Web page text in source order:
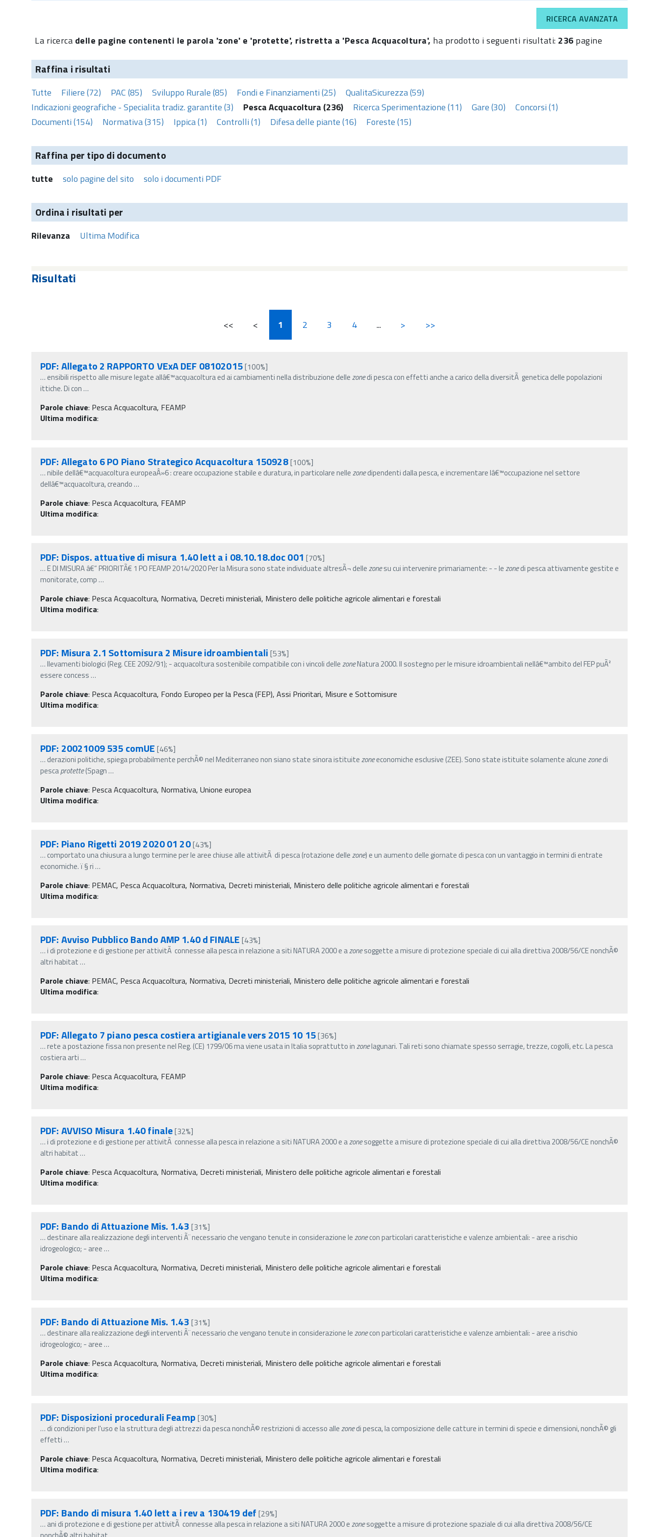
RICERCA AVANZATA
La ricerca delle pagine contenenti le parola 'zone' e 'protette', ristretta a 'Pesca Acquacoltura', ha prodotto i seguenti risultati: 236 pagine
Raffina i risultati
Tutte Filiere (72) PAC (85) Sviluppo Rurale (85) Fondi e Finanziamenti (25)
QualitaSicurezza (59)
Indicazioni geografiche - Specialita tradiz. garantite (3)
Pesca Acquacoltura (236) Ricerca Sperimentazione (11) Gare (30)
Concorsi (1)
Documenti (154)
Normativa (315) Ippica (1) Controlli (1) Difesa delle piante (16) Foreste (15)
Raffina per tipo di documento
tutte solo pagine del sito solo i documenti PDF
Ordina i risultati per
Rilevanza Ultima Modifica
Risultati
<< < 1 2 3 4 ... > >>
PDF: Allegato 2 RAPPORTO VExA DEF 08102015[100%]
… ensibili rispetto alle misure legate allâ€™acquacoltura ed ai cambiamenti nella distribuzione dellezonedi pesca con effetti anche a carico della diversitÃ genetica delle popolazioni
ittiche. Di con…
Parole chiave: Pesca Acquacoltura, FEAMP
Ultima modifica:
PDF: Allegato 6 PO Piano Strategico Acquacoltura 150928[100%]
…nibile dellâ€™acquacoltura europeaÂ»6 : creare occupazione stabile e duratura, in particolare nellezonedipendenti dalla pesca, e incrementare lâ€™occupazione nel settore
dellâ€™acquacoltura, creando…
Parole chiave: Pesca Acquacoltura, FEAMP
Ultima modifica:
PDF: Dispos. attuative di misura 1.40 lett a i 08.10.18.doc 001 [70%]
…E DI MISURA â€“ PRIORITÃ€ 1 PO FEAMP 2014/2020 Per la Misura sono state individuate altresÃ¬ dellezonesu cui intervenire primariamente: - - lezonedi pesca attivamente gestite e
monitorate, comp…
Parole chiave: Pesca Acquacoltura, Normativa, Decreti ministeriali, Ministero delle politiche agricole alimentari e forestali
Ultima modifica:
PDF: Misura 2.1 Sottomisura 2 Misure idroambientali [53%]
…llevamenti biologici (Reg. CEE 2092/91); - acquacoltura sostenibile compatibile con i vincoli dellezoneNatura 2000. Il sostegno per le misure idroambientali nellâ€™ambito del FEP puÃ²
essere concess…
Parole chiave: Pesca Acquacoltura, Fondo Europeo per la Pesca (FEP), Assi Prioritari, Misure e Sottomisure
Ultima modifica:
PDF: 20021009 535 comUE [46%]
…derazioni politiche, spiega probabilmente perchÃ© nel Mediterraneo non siano state sinora istituitezoneeconomiche esclusive (ZEE). Sono state istituite solamente alcunezonedi
pescaprotette(Spagn…
Parole chiave: Pesca Acquacoltura, Normativa, Unione europea
Ultima modifica:
PDF: Piano Rigetti 2019 2020 01 20[43%]
… comportato una chiusura a lungo termine per le aree chiuse alle attivitÃ di pesca (rotazione dellezone) e un aumento delle giornate di pesca con un vantaggio in termini di entrate
economiche. ï‚§ ri…
Parole chiave: PEMAC, Pesca Acquacoltura, Normativa, Decreti ministeriali, Ministero delle politiche agricole alimentari e forestali
Ultima modifica:
PDF: Avviso Pubblico Bando AMP 1.40 d FINALE [43%]
…i di protezione e di gestione per attivitÃ connesse alla pesca in relazione a siti NATURA 2000 e azonesoggette a misure di protezione speciale di cui alla direttiva 2008/56/CE nonchÃ©
altri habitat…
Parole chiave: PEMAC, Pesca Acquacoltura, Normativa, Decreti ministeriali, Ministero delle politiche agricole alimentari e forestali
Ultima modifica:
PDF: Allegato 7 piano pesca costiera artigianale vers 2015 10 15[36%]
…rete a postazione fissa non presente nel Reg. (CE) 1799/06 ma viene usata in Italia soprattutto inzonelagunari. Tali reti sono chiamate spesso serragie, trezze, cogolli, etc. La pesca
costiera arti…
Parole chiave: Pesca Acquacoltura, FEAMP
Ultima modifica:
PDF: AVVISO Misura 1.40 finale[32%]
…i di protezione e di gestione per attivitÃ connesse alla pesca in relazione a siti NATURA 2000 e azonesoggette a misure di protezione speciale di cui alla direttiva 2008/56/CE nonchÃ©
altri habitat…
Parole chiave: Pesca Acquacoltura, Normativa, Decreti ministeriali, Ministero delle politiche agricole alimentari e forestali
Ultima modifica:
PDF: Bando di Attuazione Mis. 1.43 [31%]
…destinare alla realizzazione degli interventi Ã¨ necessario che vengano tenute in considerazione lezonecon particolari caratteristiche e valenze ambientali: - aree a rischio
idrogeologico; - aree…
Parole chiave: Pesca Acquacoltura, Normativa, Decreti ministeriali, Ministero delle politiche agricole alimentari e forestali
Ultima modifica:
PDF: Bando di Attuazione Mis. 1.43 [31%]
…destinare alla realizzazione degli interventi Ã¨ necessario che vengano tenute in considerazione lezonecon particolari caratteristiche e valenze ambientali: - aree a rischio
idrogeologico; - aree…
Parole chiave: Pesca Acquacoltura, Normativa, Decreti ministeriali, Ministero delle politiche agricole alimentari e forestali
Ultima modifica:
PDF: Disposizioni procedurali Feamp [30%]
…di condizioni per l'uso e la struttura degli attrezzi da pesca nonchÃ© restrizioni di accesso allezonedi pesca, la composizione delle catture in termini di specie e dimensioni, nonchÃ© gli
effetti…
Parole chiave: Pesca Acquacoltura, Normativa, Decreti ministeriali, Ministero delle politiche agricole alimentari e forestali
Ultima modifica:
PDF: Bando di misura 1.40 lett a i rev a 130419 def [29%]
… ani di protezione e di gestione per attivitÃ connesse alla pesca in relazione a siti NATURA 2000 ezonesoggette a misure di protezione spaziale di cui alla direttiva 2008/56/CE